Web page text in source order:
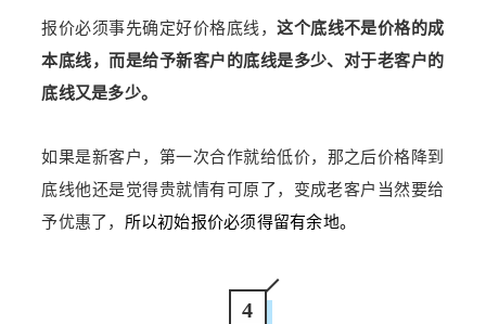
报价必须事先确定好价格底线，这个底线不是价格的成
本底线，而是给予新客户的底线是多少、对于老客户的
底线又是多少。
如果是新客户， 第一次合作就给低价，那之后价格降到
底线他还是觉得贵就情有可原了，变成老客户当然要给
予优惠了， 所以初始报价必须得留有余地。
4